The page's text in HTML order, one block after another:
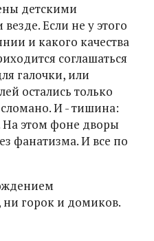
детскими
Если не у этого
и какого качества
соглашаться
галочки, или
остались только
сломано. И - тишина:
На этом фоне дворы
фанатизма. И все по
ни горок и домиков.